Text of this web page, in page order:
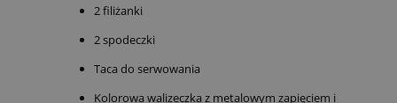
2 filiżanki
2 spodeczki
Taca do serwowania
Kolorowa walizeczka z metalowym zapięciem i